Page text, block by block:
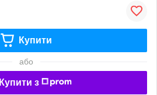
Купити
або
Купити з